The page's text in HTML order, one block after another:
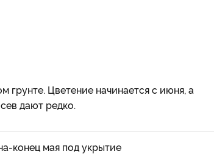
грунте. Цветение начинается с июня, а
дают редко.
конец мая под укрытие